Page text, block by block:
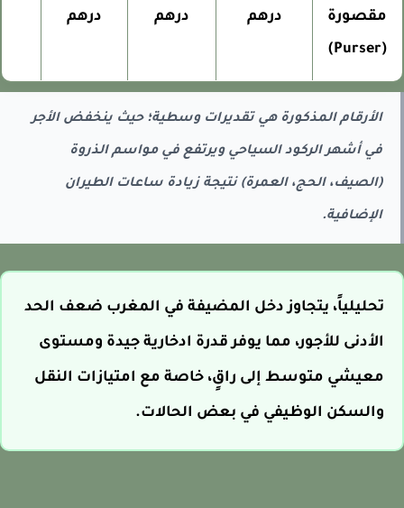
مقصورة
درهم
درهم
درهم
الأرقام المذكورة هي تقديرات وسطية؛ حيث ينخفض الأجر
في أشهر الركود السياحي ويرتفع في مواسم الذروة
(الصيف، الحج، العمرة) نتيجة زيادة ساعات الطيران
الإضافية.
تحليلياً، يتجاوز دخل المضيفة في المغرب ضعف الحد
الأدنى للأجور، مما يوفر قدرة ادخارية جيدة ومستوى
معيشي متوسط إلى راقٍ، خاصة مع امتيازات النقل
والسكن الوظيفي في بعض الحالات.